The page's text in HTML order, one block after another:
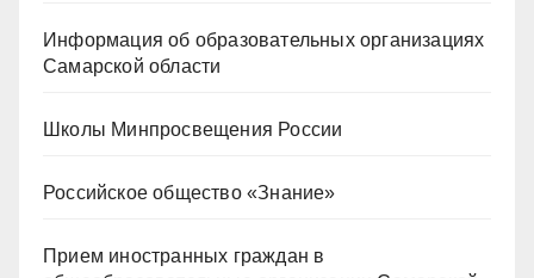
Информация об образовательных организациях
Самарской области
Школы Минпросвещения России
Российское общество «Знание»
Прием иностранных граждан в